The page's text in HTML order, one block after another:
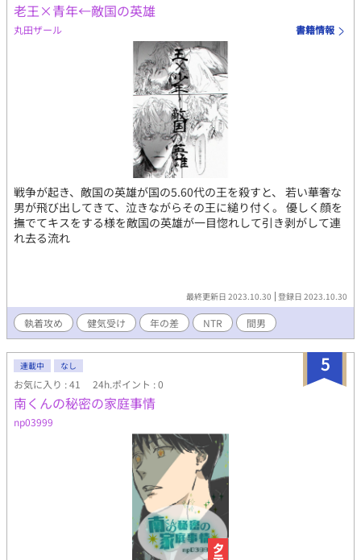
老王×青年←敵国の英雄
丸田ザール 書籍情報
戦争が起き、敵国の英雄が国の5.60代の王を殺すと、 若い華奢な
男が飛び出してきて、泣きながらその王に縋り付く。 優しく顔を
撫でてキスをする様を敵国の英雄が一目惚れして引き剥がして連
れ去る流れ
最終更新日 2023.10.30 登録日 2023.10.30
執着攻め 健気受け 年の差 NTR 間男
5
連載中 なし
お気に入り : 41 24h.ポイント : 0
南くんの秘密の家庭事情
np03999